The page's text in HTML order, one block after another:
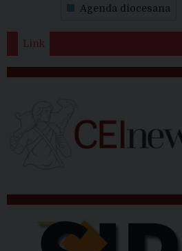
Agenda diocesana
Link